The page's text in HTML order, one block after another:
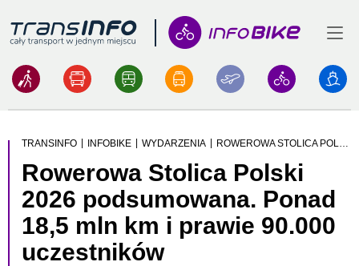
Logo Menu
TRANSINFO INFOBIKE WYDARZENIA ROWEROWA STOLICA POLSKI 2026 PODSUMOWANA. PONAD 18,5 MLN KM I PRAWIE 90.000 UCZESTNIKÓW
Rowerowa Stolica Polski
2026 podsumowana. Ponad
18,5 mln km i prawie 90.000
uczestników